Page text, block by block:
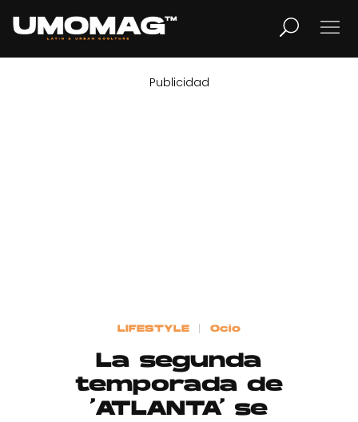
LIFESTYLE
Publicidad
Contacto
Publicidad
LIFESTYLE Ocio
La segunda
temporada de
‘ATLANTA’ se